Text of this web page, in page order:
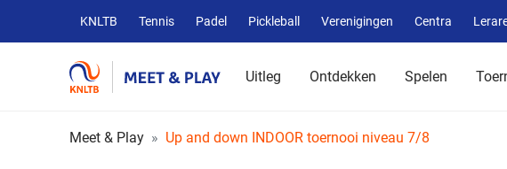
Overige
KNLTB
websites
KNLTB Tennis Padel Pickleball Verenigingen Centra
Uitleg Ontdekken Spelen
Meet & Play Up and down INDOOR toernooi niveau 7/8